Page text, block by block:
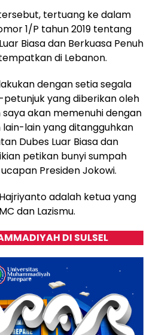
tertuang ke dalam
1/P tahun 2019 tentang
Biasa dan Berkuasa Penuh
di Lebanon.
dengan setia segala
yang diberikan oleh
akan memenuhi dengan
lain yang ditangguhkan
Dubes Luar Biasa dan
petikan bunyi sumpah
Presiden Jokowi.
adalah ketua yang
dan Lazismu.
DI SULSEL